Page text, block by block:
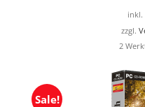
inkl.
zzgl.
2
Sale!